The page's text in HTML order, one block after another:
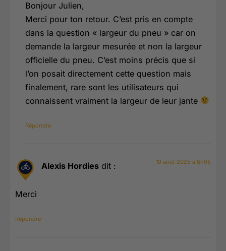
Bonjour Julien,
Merci pour ton retour. C’est pris en compte
dans la question « largeur du pneu » car on
demande la largeur mesurée et non la largeur
officielle du pneu. C’est moins précis que si
l’on posait directement cette question mais
finalement, rare sont les utilisateurs qui
connaissent vraiment la largeur de leur jante
Répondre
Alexis Hordies dit : 19 août 2025 à 8h05
Merci
Répondre